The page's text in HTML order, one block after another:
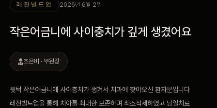
커뮤니티
안내
예약 안내
레진빌드업 2026년 6월 2일
작은어금니에 사이충치가 깊게 생겼어요
조은비 · 부원장
윗턱 작은어금니에 사이충치가 생겨서 치과에 찾아오신 환자분입니다
레진빌드업을 통해 치아를 최대한 보존하며 최소삭제하였고 당일치료